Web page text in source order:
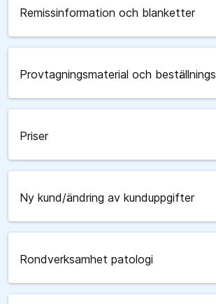
Remissinformation och blanketter
Provtagningsmaterial och
Priser
Ny kund/ändring av kunduppgifter
Rondverksamhet patologi